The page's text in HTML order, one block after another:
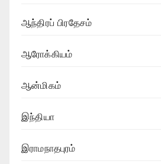
ஆந்திரப் பிரதேசம்
ஆரோக்கியம்
ஆன்மிகம்
இந்தியா
இராமநாதபுரம்